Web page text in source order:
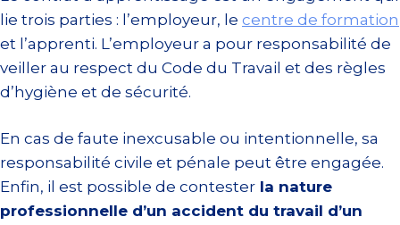
lie trois parties : l’employeur, le centre de formation
et l’apprenti. L’employeur a pour responsabilité de
veiller au respect du Code du Travail et des règles
d’hygiène et de sécurité.
En cas de faute inexcusable ou intentionnelle, sa
responsabilité civile et pénale peut être engagée.
Enfin, il est possible de contester la nature
professionnelle d’un accident du travail d’un